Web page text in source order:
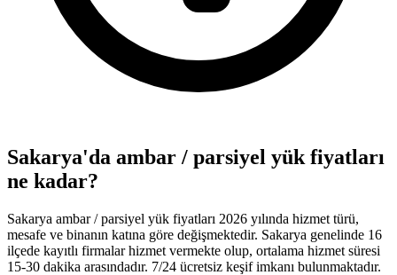
Sakarya'da ambar / parsiyel yük fiyatları
ne kadar?
Sakarya ambar / parsiyel yük fiyatları 2026 yılında hizmet türü,
mesafe ve binanın katına göre değişmektedir. Sakarya genelinde 16
ilçede kayıtlı firmalar hizmet vermekte olup, ortalama hizmet süresi
15-30 dakika arasındadır. 7/24 ücretsiz keşif imkanı bulunmaktadır.